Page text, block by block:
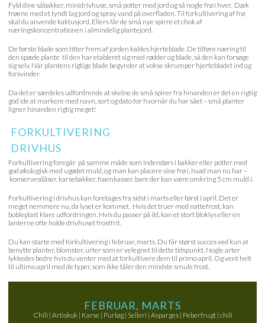
Fyld dine såbakker, minidrivhuse, små potter med jord og så nogle frø i hver. Dæk
frøene med et tyndt lag jord og spray vand på overfladen. Til forkultivering af frø
skal du anvende kaktusjord. Ellers får de små nye spirre et chok af
næringskoncentrationen i almindelig plantejord.
De første blade som titter frem af jorden kaldes hjerteblade. De tilføre næring til
den spæde plante til den har etableret sig med rødder og blade, så den kan forsøge
sig selv. Når plantens rigtige blade begynder at vokse skrumper hjertebladet ind og
forsvinder.
Da det er særdeles udfordrende at skelne de små spirer fra hinanden er det en rigtig
god ide at markere med navn, sort og dato for hvornår du har sået – små planter
ligner hinanden rigtig meget!
FORKULTIVERING
DRIVHUS
Forkultivering foregår på samme måde som indendørs i bakker eller potter med
god økologisk med ugødet muld, og man kan placere sine frø i, hvad man nu har –
konservesdåser, karsebakker, foamkasser, bare der kan være omkring 5 cm muld i.
Forkultivering i drivhus kan foretages fra sidst i marts eller først i april. Det er
meget nemmere nu, da lyset er kommet. Hvis det truer med nattefrost, kan
bobleplast klare udfordringen. Hvis du passer på ild, kan et stort bloklys eller en
lanterne ofte holde drivhuset frostfrit.
Du kan starte med forkultivering i februar, marts. Du får størst succes ved kun at
benytte planter, blomster, urter som er velegnet til dette tidspunkt. Nogle arter
lykkedes bedre hvis du venter med at forkultivere dem til primo april. Og vent helt
til ultimo april med de typer, som ikke tåler den mindste smule frost.
FEBRUAR, MARTS
Chili | Artiskok | Karse | Purløg | Selleri | Asparges | Peberfrugt | chili